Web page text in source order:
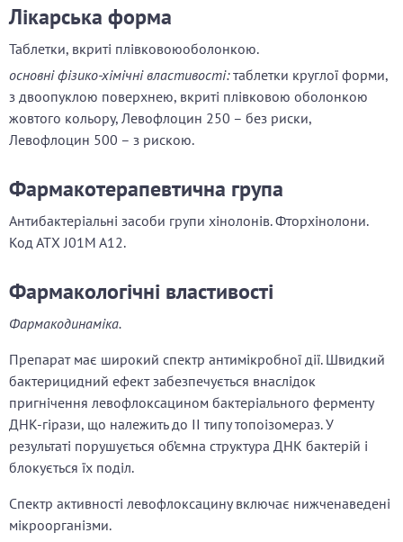
Лікарська форма
Таблетки, вкриті плівковоюоболонкою.
основні фізико-хімічні властивості: таблетки круглої форми,
з двоопуклою поверхнею, вкриті плівковою оболонкою
жовтого кольору, Левофлоцин 250 – без риски,
Левофлоцин 500 – з рискою.
Фармакотерапевтична група
Антибактеріальні засоби групи хінолонів. Фторхінолони.
Код АТХ J01M A12.
Фармакологічні властивості
Фармакодинаміка.
Препарат має широкий спектр антимікробної дії. Швидкий
бактерицидний ефект забезпечується внаслідок
пригнічення левофлоксацином бактеріального ферменту
ДНК-гірази, що належить до ІІ типу топоізомераз. У
результаті порушується об’ємна структура ДНК бактерій і
блокується їх поділ.
Спектр активності левофлоксацину включає нижченаведені
мікроорганізми.